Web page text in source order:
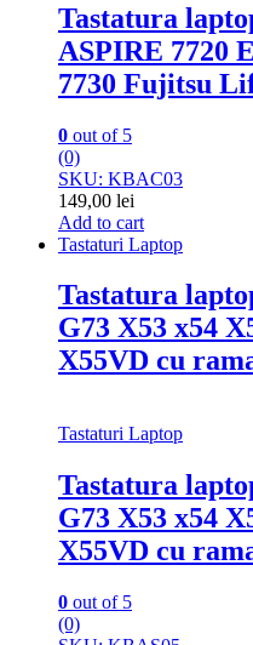
Tastatura
ASPIRE 7720
7730 Fujitsu
0 out of 5
(0)
SKU: KBAC03
149,00 lei
Add to cart
Tastaturi Laptop
Tastatura
G73 X53 x54
X55VD cu
Tastaturi Laptop
Tastatura
G73 X53 x54
X55VD cu
0 out of 5
(0)